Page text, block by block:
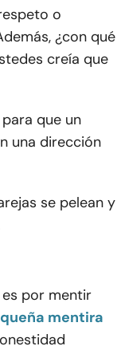
o
¿con qué
creía que
que un
una dirección
se pelean y
es por mentir
mentira